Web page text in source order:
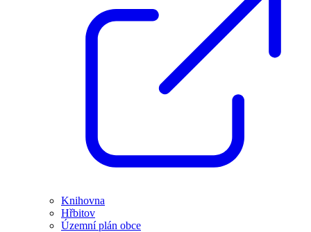
Knihovna
Hřbitov
Územní plán obce